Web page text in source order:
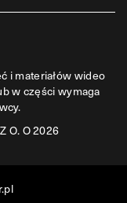
i materiałów wideo
w części wymaga
O. O 2026